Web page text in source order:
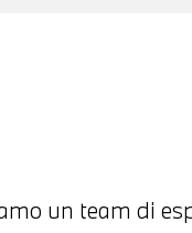
un team di